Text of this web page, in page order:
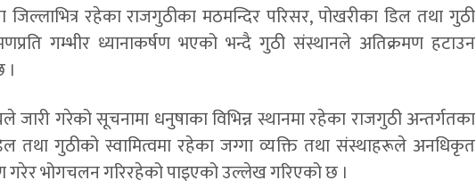
जिल्लाभित्र रहेका राजगुठीका मठमन्दिर परिसर, पोखरीका डिल तथा गुठी
गम्भीर ध्यानाकर्षण भएको भन्दै गुठी संस्थानले अतिक्रमण हटाउन
जारी गरेको सूचनामा धनुषाका विभिन्न स्थानमा रहेका राजगुठी अन्तर्गतका
तथा गुठीको स्वामित्वमा रहेका जग्गा व्यक्ति तथा संस्थाहरूले अनधिकृत
गरेर भोगचलन गरिरहेको पाइएको उल्लेख गरिएको छ ।